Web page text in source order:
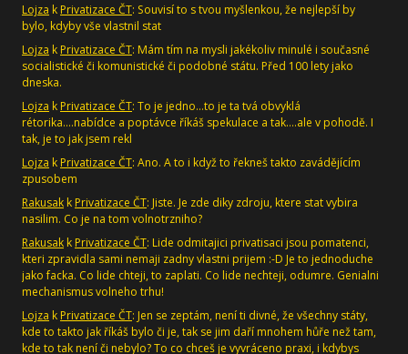
Lojza k Privatizace ČT: Souvisí to s tvou myšlenkou, že nejlepší by
bylo, kdyby vše vlastnil stat
Lojza k Privatizace ČT: Mám tím na mysli jakékoliv minulé i současné
socialistické či komunistické či podobné státu. Před 100 lety jako
dneska.
Lojza k Privatizace ČT: To je jedno...to je ta tvá obvyklá
rétorika....nabídce a poptávce říkáš spekulace a tak....ale v pohodě. I
tak, je to jak jsem rekl
Lojza k Privatizace ČT: Ano. A to i když to řekneš takto zavádějícím
zpusobem
Rakusak k Privatizace ČT: Jiste. Je zde diky zdroju, ktere stat vybira
nasilim. Co je na tom volnotrzniho?
Rakusak k Privatizace ČT: Lide odmitajici privatisaci jsou pomatenci,
kteri zpravidla sami nemaji zadny vlastni prijem :-D Je to jednoduche
jako facka. Co lide chteji, to zaplati. Co lide nechteji, odumre. Genialni
mechanismus volneho trhu!
Lojza k Privatizace ČT: Jen se zeptám, není ti divné, že všechny státy,
kde to takto jak říkáš bylo či je, tak se jim daří mnohem hůře než tam,
kde to tak není či nebylo? To co chceš je vyvráceno praxi, i kdybys